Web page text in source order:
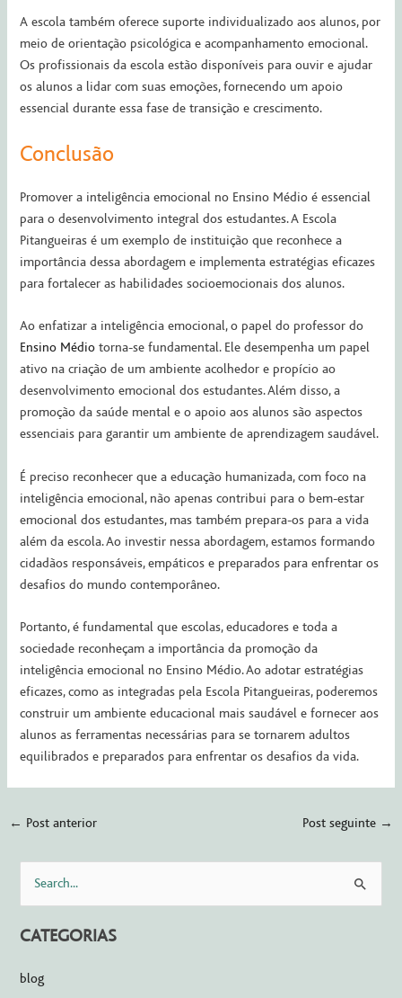
A escola também oferece suporte individualizado aos alunos, por
meio de orientação psicológica e acompanhamento emocional.
Os profissionais da escola estão disponíveis para ouvir e ajudar
os alunos a lidar com suas emoções, fornecendo um apoio
essencial durante essa fase de transição e crescimento.
Conclusão
Promover a inteligência emocional no Ensino Médio é essencial
para o desenvolvimento integral dos estudantes. A Escola
Pitangueiras é um exemplo de instituição que reconhece a
importância dessa abordagem e implementa estratégias eficazes
para fortalecer as habilidades socioemocionais dos alunos.
Ao enfatizar a inteligência emocional, o papel do professor do
Ensino Médio torna-se fundamental. Ele desempenha um papel
ativo na criação de um ambiente acolhedor e propício ao
desenvolvimento emocional dos estudantes. Além disso, a
promoção da saúde mental e o apoio aos alunos são aspectos
essenciais para garantir um ambiente de aprendizagem saudável.
É preciso reconhecer que a educação humanizada, com foco na
inteligência emocional, não apenas contribui para o bem-estar
emocional dos estudantes, mas também prepara-os para a vida
além da escola. Ao investir nessa abordagem, estamos formando
cidadãos responsáveis, empáticos e preparados para enfrentar os
desafios do mundo contemporâneo.
Portanto, é fundamental que escolas, educadores e toda a
sociedade reconheçam a importância da promoção da
inteligência emocional no Ensino Médio. Ao adotar estratégias
eficazes, como as integradas pela Escola Pitangueiras, poderemos
construir um ambiente educacional mais saudável e fornecer aos
alunos as ferramentas necessárias para se tornarem adultos
equilibrados e preparados para enfrentar os desafios da vida.
← Post anterior Post seguinte →
s
CATEGORIAS
blog